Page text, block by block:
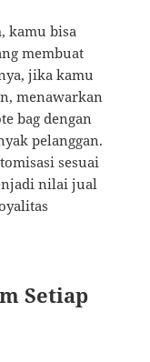
kamu bisa
membuat
jika kamu
menawarkan
bag dengan
pelanggan.
sesuai
nilai jual
Setiap